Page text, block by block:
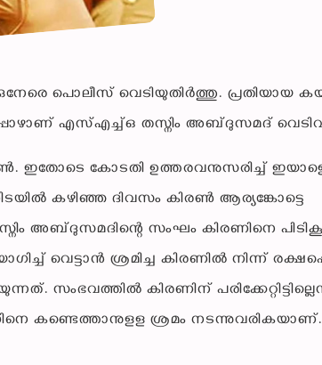
പൊലീസ് വെടിയുതിർത്തു. പ്രതിയായ
എസ്എച്ച്ഒ തസ്നിം അബ്ദുസമദ്
ഇതോടെ കോടതി ഉത്തരവനുസരിച്ച് ഇയാളെ
കഴിഞ്ഞ ദിവസം കിരൺ ആര്യങ്കോട്ടെ
അബ്ദുസമദിന്റെ സംഘം കിരണിനെ
വെട്ടാൻ ശ്രമിച്ച കിരണിൽ നിന്ന്
സംഭവത്തിൽ കിരണിന്
കണ്ടെത്താനുളള ശ്രമം നടന്നുവരികയാണ്.